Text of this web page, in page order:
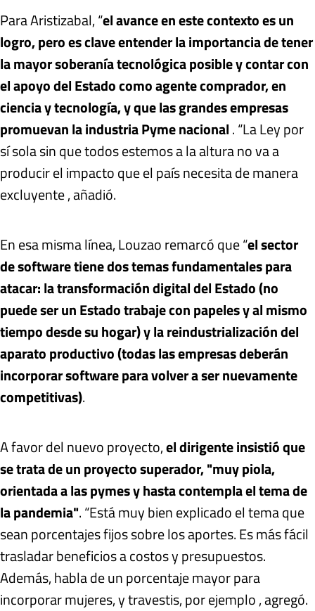
Para Aristizabal, “el avance en este contexto es un
logro, pero es clave entender la importancia de tener
la mayor soberanía tecnológica posible y contar con
el apoyo del Estado como agente comprador, en
ciencia y tecnología, y que las grandes empresas
promuevan la industria Pyme nacional. “La Ley por
sí sola sin que todos estemos a la altura no va a
producir el impacto que el país necesita de manera
excluyente , añadió.
En esa misma línea, Louzao remarcó que “el sector
de software tiene dos temas fundamentales para
atacar: la transformación digital del Estado (no
puede ser un Estado trabaje con papeles y al mismo
tiempo desde su hogar) y la reindustrialización del
aparato productivo (todas las empresas deberán
incorporar software para volver a ser nuevamente
competitivas).
A favor del nuevo proyecto,el dirigente insistió que
se trata de un proyecto superador, "muy piola,
orientada a las pymes y hasta contempla el tema de
la pandemia". “Está muy bien explicado el tema que
sean porcentajes fijos sobre los aportes. Es más fácil
trasladar beneficios a costos y presupuestos.
Además, habla de un porcentaje mayor para
incorporar mujeres, y travestis, por ejemplo , agregó.